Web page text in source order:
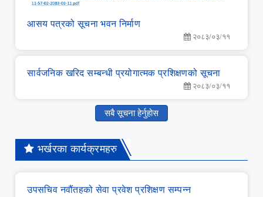
आसय पत्रको सूचना भवन निर्माण
२०८३/०३/११
सार्वजनिक खरिद सम्‍बन्‍धी प्रयोगात्‍मक प्रशिक्षणको सूचना
२०८३/०३/११
सबै सूचना हेर्नुहोस
भर्खरका कार्यक्रमहरु
उपसचिव नवौंतहको सेवा प्रवेश प्रशिक्षण सम्‍पन्‍न